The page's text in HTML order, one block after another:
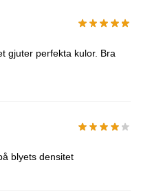
gjuter perfekta kulor. Bra
blyets densitet